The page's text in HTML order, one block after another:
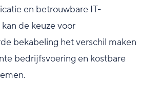
en betrouwbare IT-
de keuze voor
bekabeling het verschil maken
bedrijfsvoering en kostbare